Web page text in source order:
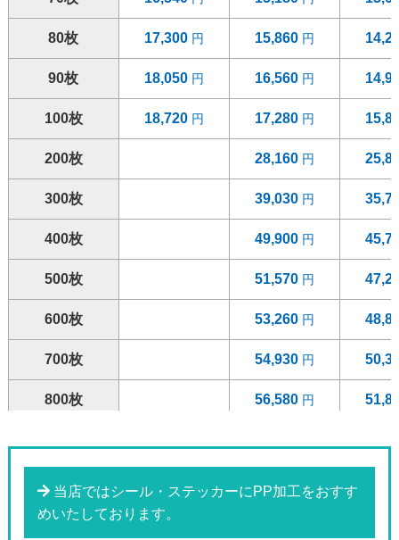
80枚 17,300 15,860
90枚 18,050 16,560
100枚 18,720 17,280
200枚 28,160
300枚 39,030
400枚 49,900
500枚 51,570
600枚 53,260
700枚 54,930
800枚 56,580
1200枚
当店ではシール・ステッカーにPP加工をおすす
めいたしております。